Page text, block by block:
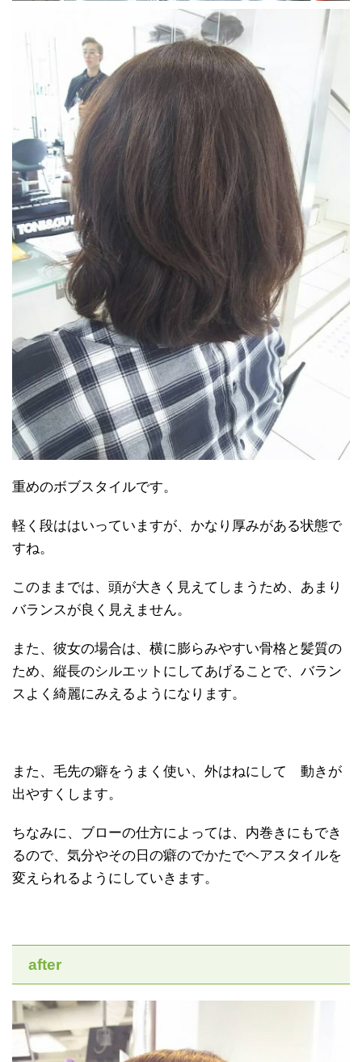
重めのボブスタイルです。
軽く段ははいっていますが、かなり厚みがある状態で
すね。
このままでは、頭が大きく見えてしまうため、あまり
バランスが良く見えません。
また、彼女の場合は、横に膨らみやすい骨格と髪質の
ため、縦長のシルエットにしてあげることで、バラン
スよく綺麗にみえるようになります。
また、毛先の癖をうまく使い、外はねにして 動きが
出やすくします。
ちなみに、ブローの仕方によっては、内巻きにもでき
るので、気分やその日の癖のでかたでヘアスタイルを
変えられるようにしていきます。
after